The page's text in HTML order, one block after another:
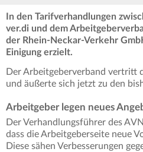
In den Tarifverhandlungen
ver.di und dem
der Rhein-Neckar-Verkehr
Einigung erzielt.
Der Arbeitgeberverband vertritt
und äußerte sich jetzt zu den
Arbeitgeber legen neues
Der Verhandlungsführer des
dass die Arbeitgeberseite neue
Diese sähen Verbesserungen